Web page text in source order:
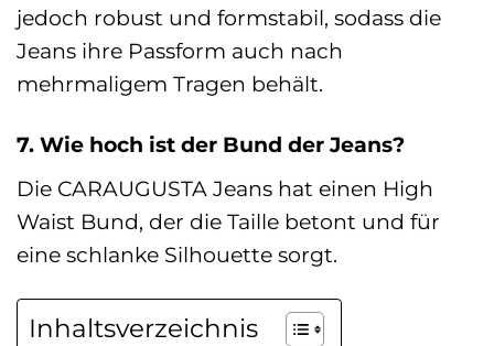
jedoch robust und formstabil, sodass die
Jeans ihre Passform auch nach
mehrmaligem Tragen behält.
7. Wie hoch ist der Bund der Jeans?
Die CARAUGUSTA Jeans hat einen High
Waist Bund, der die Taille betont und für
eine schlanke Silhouette sorgt.
Inhaltsverzeichnis